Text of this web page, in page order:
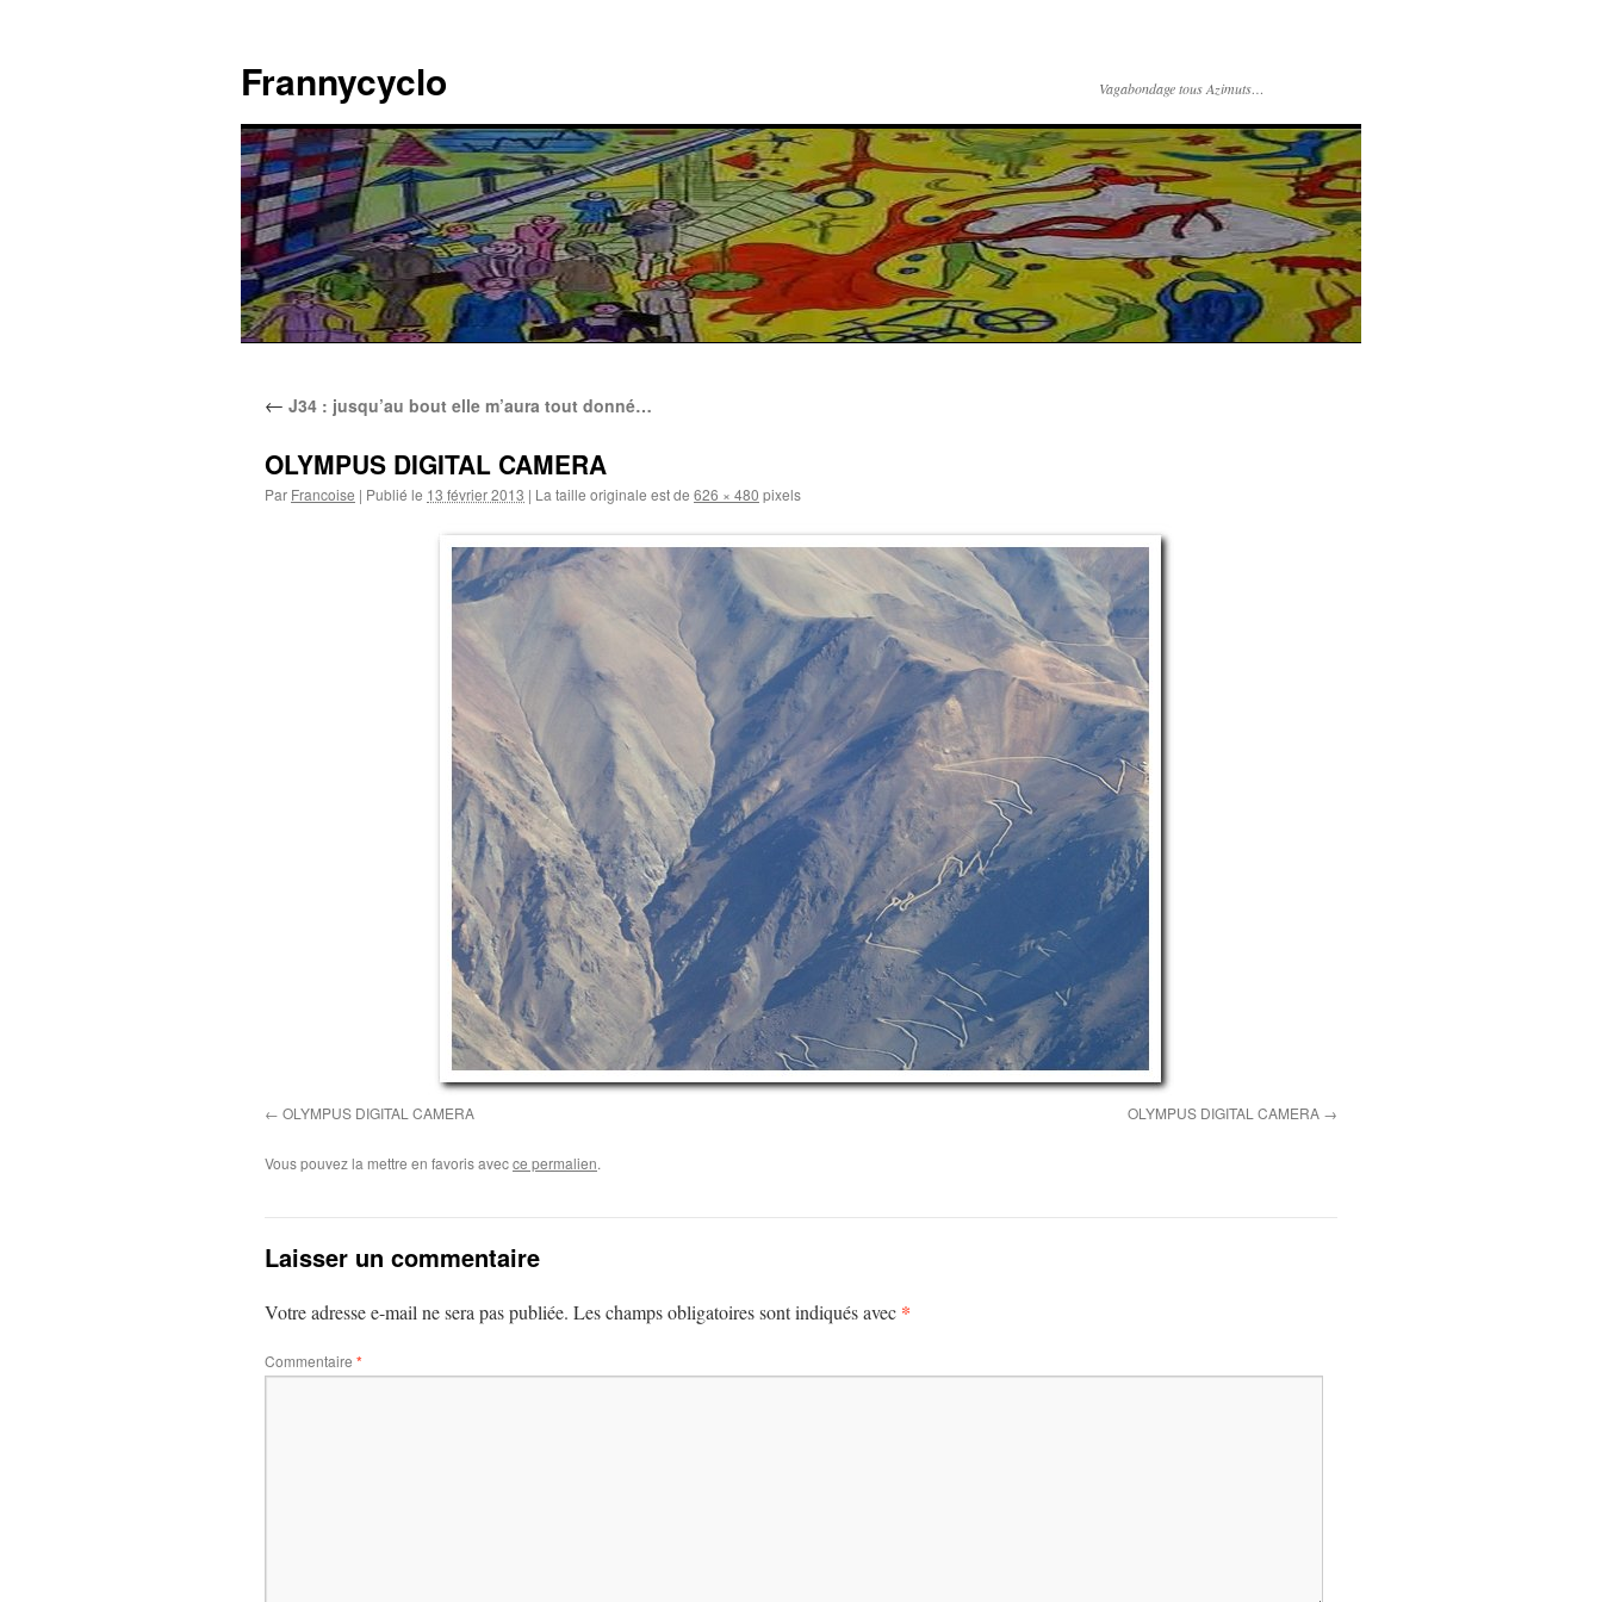
contenu
Frannycyclo Vagabondage tous Azimuts…
← J34 : jusqu’au bout elle m’aura tout donné…
OLYMPUS DIGITAL CAMERA
Par Francoise | Publié le 13 février 2013 | La taille originale est de 626 × 480 pixels
OLYMPUS DIGITAL CAMERA OLYMPUS DIGITAL CAMERA
Vous pouvez la mettre en favoris avecce permalien.
Laisser un commentaire
Votre adresse e-mail ne sera pas publiée. Les champs obligatoires sont indiqués avec *
Commentaire *